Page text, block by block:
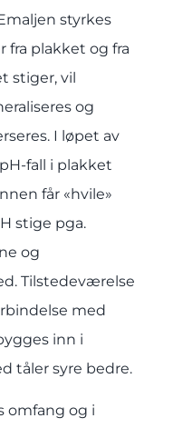
styrkes
fra plakket og fra
stiger, vil
og
I løpet av
fall i plakket
får «hvile»
stige pga.
og
Tilstedeværelse
med
inn i
tåler syre bedre.
omfang og i